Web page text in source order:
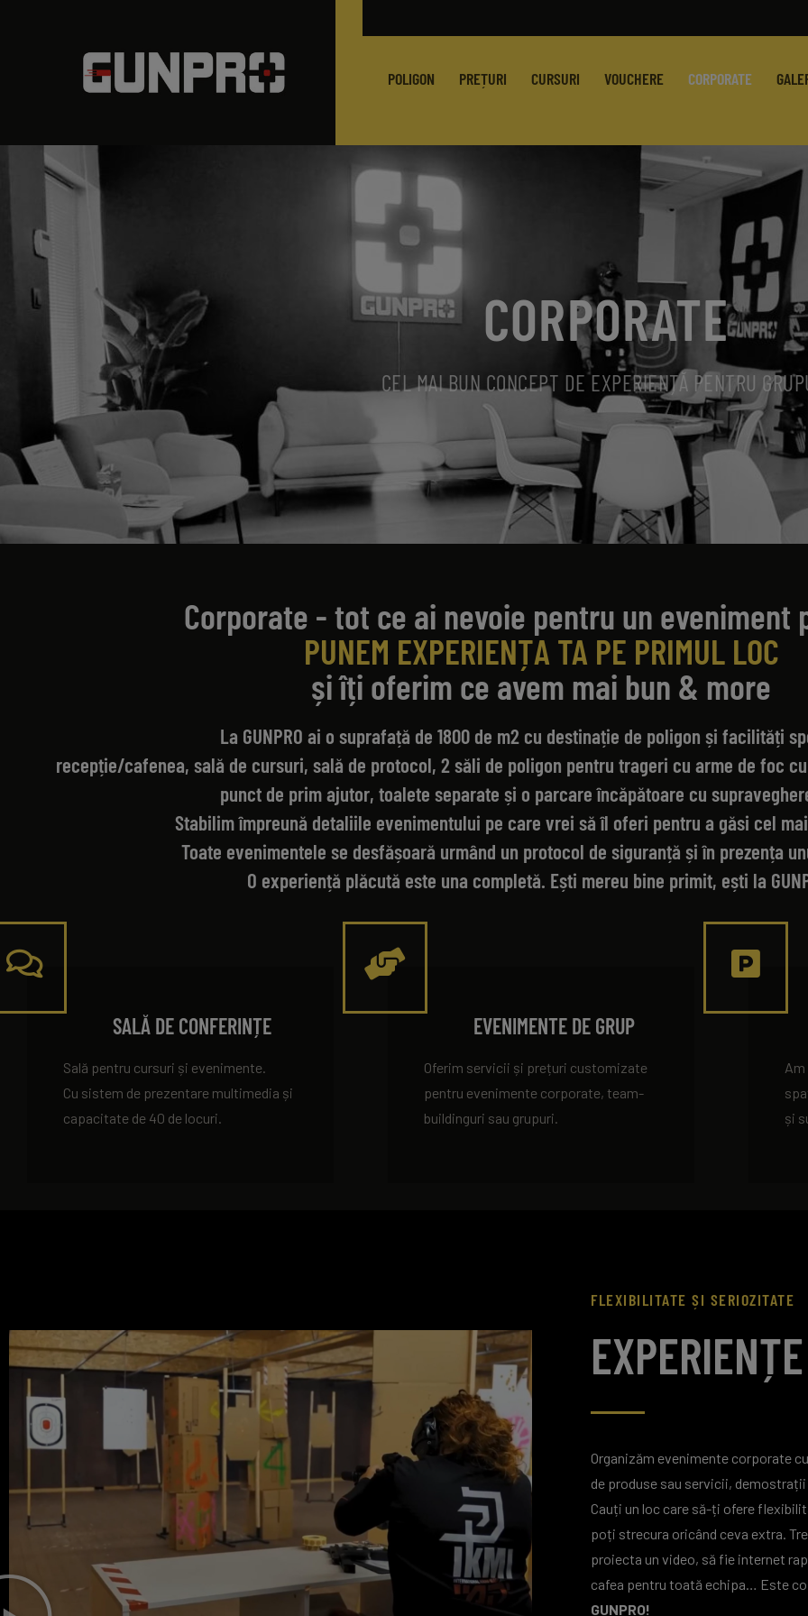
POLIGON PREȚURI CURSURI VOUCHERE CORPORATE
CORPORATE
CEL MAI BUN CONCEPT DE EXPERIENȚĂ PENTRU
Corporate - tot ce ai nevoie pentru un eveniment
PUNEM EXPERIENȚA TA PE PRIMUL LOC
și îți oferim ce avem mai bun & more
La GUNPRO ai o suprafață de 1800 de m2 cu destinație de poligon și facilități
recepție/cafenea, sală de cursuri, sală de protocol, 2 săli de poligon pentru trageri cu arme de foc
punct de prim ajutor, toalete separate și o parcare încăpătoare cu
Stabilim împreună detaliile evenimentului pe care vrei să îl oferi pentru a găsi cel
Toate evenimentele se desfășoară urmând un protocol de siguranță și în prezența
O experiență plăcută este una completă. Ești mereu bine primit, ești la
SALĂ DE CONFERINȚE
Sală pentru cursuri și evenimente.
Cu sistem de prezentare multimedia și
capacitate de 40 de locuri.
EVENIMENTE DE GRUP
Oferim servicii și prețuri customizate
pentru evenimente corporate, team-
buildinguri sau grupuri.
și
FLEXIBILITATE ȘI SERIOZITATE
Organizăm evenimente corporate
de produse sau servicii,
Cauți un loc care să-ți ofere
poți strecura oricând ceva extra.
proiecta un video, să fie internet
cafea pentru toată echipa… Este
GUNPRO!